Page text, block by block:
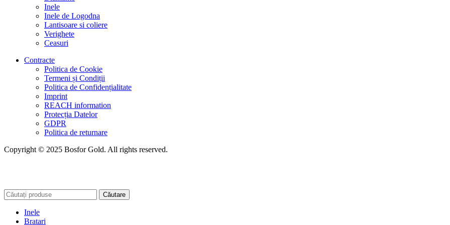
Inele
Inele de Logodna
Lantisoare si coliere
Verighete
Ceasuri
Contracte
Politica de Cookie
Termeni și Condiții
Politica de Confidențialitate
Imprint
REACH information
Protecția Datelor
GDPR
Politica de returnare
Copyright © 2025 Bosfor Gold. All rights reserved.
Căutare
Inele
Bratari